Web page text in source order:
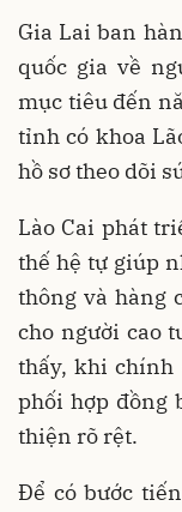
Gia Lai ban
quốc gia về
mục tiêu đến
tỉnh có khoa
hồ sơ theo dõi
Lào Cai phát
thế hệ tự giúp
thông và hàng
cho người cao
thấy, khi chính
phối hợp đồng
thiện rõ rệt.
Để có bước